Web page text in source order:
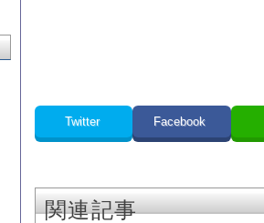
Twitter Facebook
関連記事